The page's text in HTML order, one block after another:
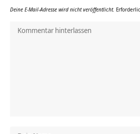
Deine E-Mail-Adresse wird nicht veröffentlicht.